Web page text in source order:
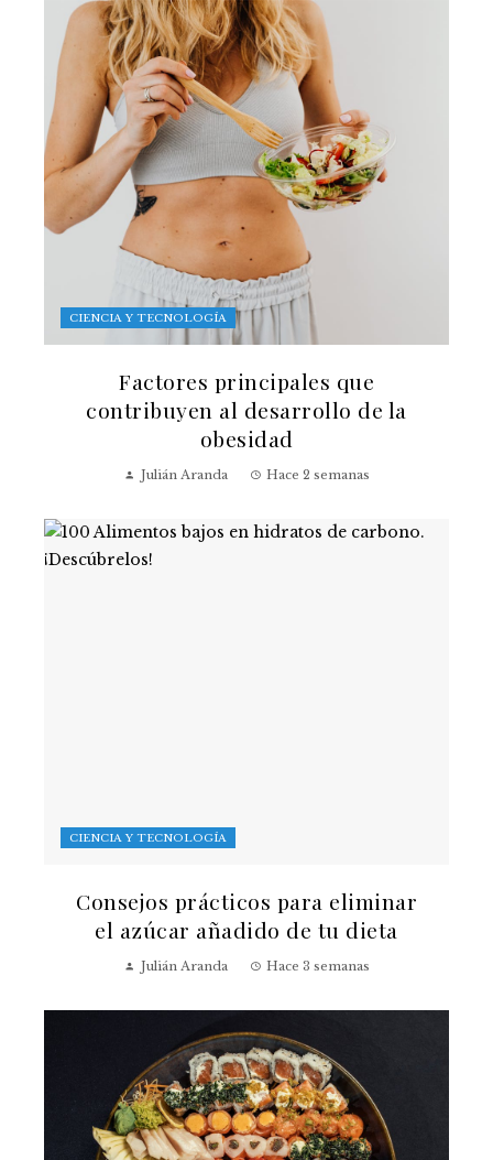
CIENCIA Y TECNOLOGÍA
Factores principales que
contribuyen al desarrollo de la
obesidad
Julián Aranda Hace 2 semanas
CIENCIA Y TECNOLOGÍA
Consejos prácticos para eliminar
el azúcar añadido de tu dieta
Julián Aranda Hace 3 semanas